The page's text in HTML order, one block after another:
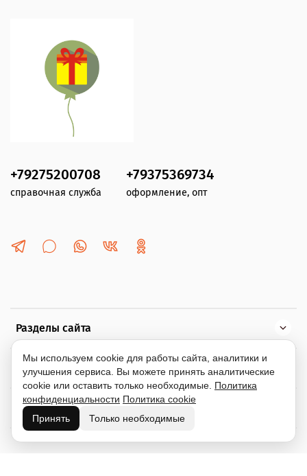
Разделы сайта
Помощь
Информация
+79275200708
справочная служба
+79375369734
оформление, опт
Мы используем cookie для работы сайта, аналитики и
улучшения сервиса. Вы можете принять аналитические
cookie или оставить только необходимые. Политика
конфиденциальности Политика cookie
Принять
Только необходимые